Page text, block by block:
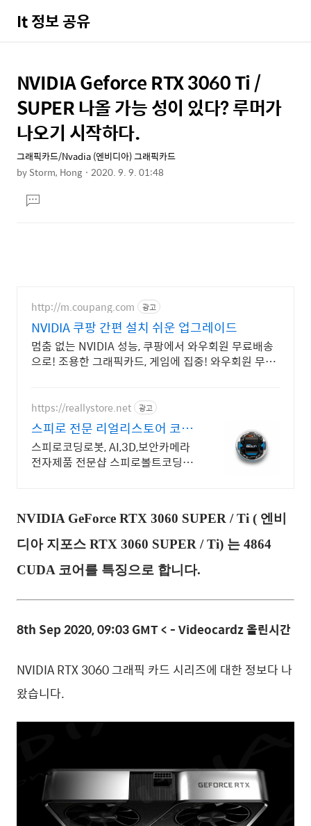
It 정보 공유
상
세
컨
텐
츠
본
문
제
목
NVIDIA Geforce RTX 3060 Ti /
SUPER 나올 가능 성이 있다? 루머가
나오기 시작하다.
그래픽카드/Nvadia (엔비디아) 그래픽카드
byStorm, Hong 2020. 9. 9. 01:48
문댓
글
http://m.coupang.com 광고
NVIDIA 쿠팡 간편 설치 쉬운 업그레이드
멈춤 없는 NVIDIA 성능, 쿠팡에서 와우회원 무료배송
으로! 조용한 그래픽카드, 게임에 집중! 와우회원 무료
https://reallystore.net 광고
스피로 전문 리얼리스토어 코딩
교육을 쉽고 재밌게
스피로코딩로봇, AI,3D,보안카메라
전자제품 전문샵 스피로볼트코딩로
NVIDIA GeForce RTX 3060 SUPER / Ti ( 엔비
디아 지포스 RTX 3060 SUPER / Ti) 는 4864
CUDA 코어를 특징으로 합니다.
8th Sep 2020, 09:03 GMT < - Videocardz 올린시간
NVIDIA RTX 3060 그래픽 카드 시리즈에 대한 정보다 나
왔습니다.